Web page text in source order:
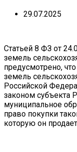
29.07.2025
Статьей 8 ФЗ от
земель
предусмотрено,
земель
Российской
законом субъекта
муниципальное
право покупки
которую он